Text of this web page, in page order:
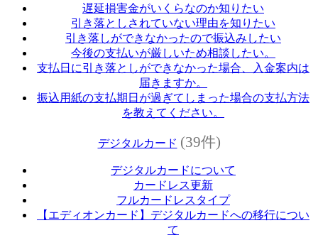
遅延損害金がいくらなのか知りたい
引き落としされていない理由を知りたい
引き落しができなかったので振込みしたい
今後の支払いが厳しいため相談したい。
支払日に引き落としができなかった場合、入金案内は
届きますか。
振込用紙の支払期日が過ぎてしまった場合の支払方法
を教えてください。
デジタルカード (39件)
デジタルカードについて
カードレス更新
フルカードレスタイプ
【エディオンカード】デジタルカードへの移行につい
て